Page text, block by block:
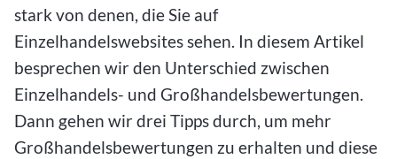
stark von denen, die Sie auf
Einzelhandelswebsites sehen. In diesem Artikel
besprechen wir den Unterschied zwischen
Einzelhandels- und Großhandelsbewertungen.
Dann gehen wir drei Tipps durch, um mehr
Großhandelsbewertungen zu erhalten und diese